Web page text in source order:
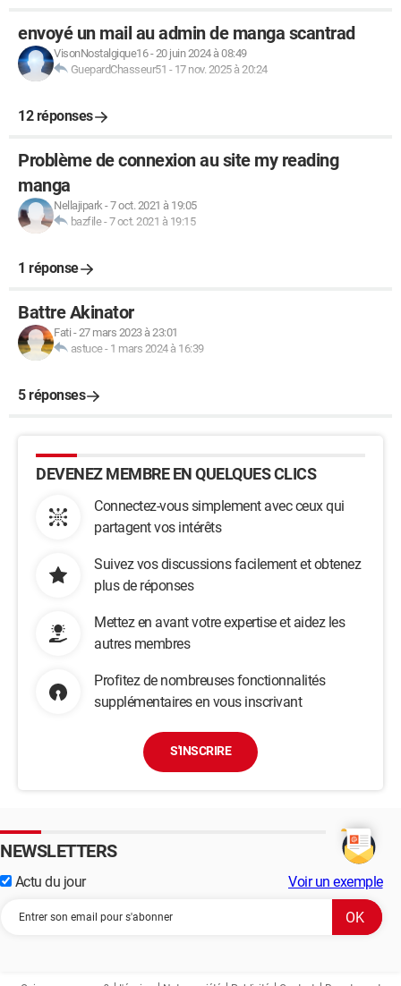
envoyé un mail au admin de manga scantrad
VisonNostalgique16-20 juin 2024 à 08:49
GuepardChasseur51 - 17 nov. 2025 à 20:24
12 réponses
Problème de connexion au site my reading
manga
Nellajipark-7 oct. 2021 à 19:05
bazfile-7 oct. 2021 à 19:15
1 réponse
Battre Akinator
Fati -27 mars 2023 à 23:01
astuce- 1 mars 2024 à 16:39
5 réponses
DEVENEZ MEMBRE EN QUELQUES CLICS
Connectez-vous simplement avec ceux qui
partagent vos intérêts
Suivez vos discussions facilement et obtenez
plus de réponses
Mettez en avant votre expertise et aidez les
autres membres
Profitez de nombreuses fonctionnalités
supplémentaires en vous inscrivant
S'INSCRIRE
NEWSLETTERS
Actu du jour Voir un exemple